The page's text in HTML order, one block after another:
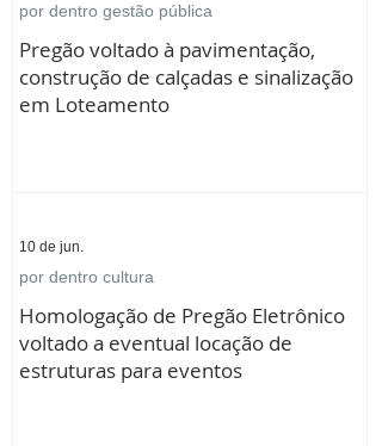
Pregão voltado à pavimentação,
construção de calçadas e sinalização
em Loteamento
por dentro gestão pública
Homologação de Pregão Eletrônico
voltado a eventual locação de
estruturas para eventos
por dentro cultura
10 de jun.